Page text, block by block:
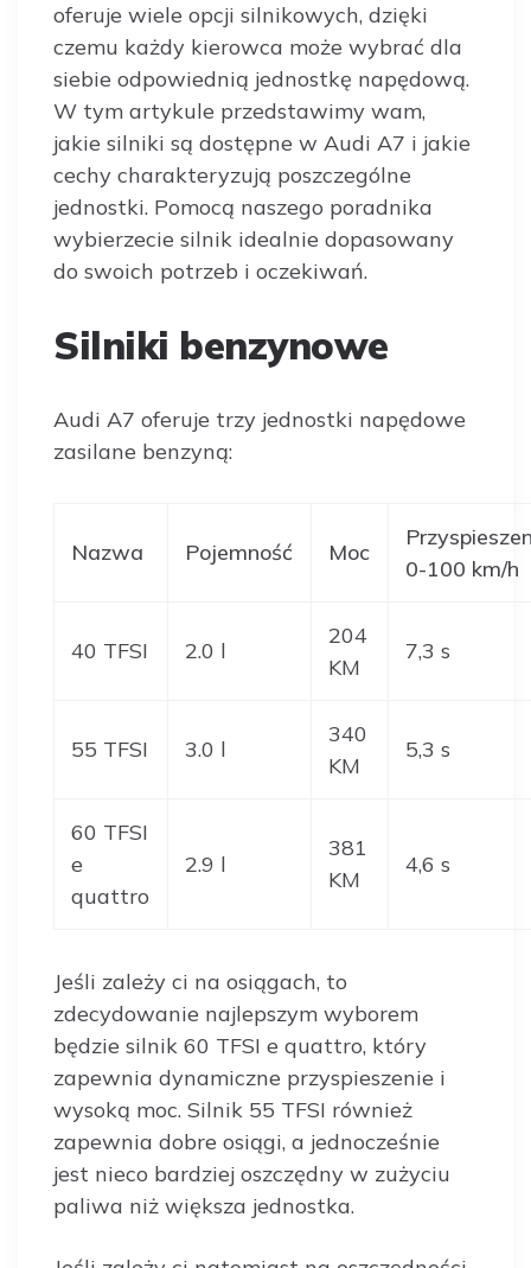
oferuje wiele opcji silnikowych, dzięki
czemu każdy kierowca może wybrać dla
siebie odpowiednią jednostkę napędową.
W tym artykule przedstawimy wam,
jakie silniki są dostępne w Audi A7 i jakie
cechy charakteryzują poszczególne
jednostki. Pomocą naszego poradnika
wybierzecie silnik idealnie dopasowany
do swoich potrzeb i oczekiwań.
Silniki benzynowe
Audi A7 oferuje trzy jednostki napędowe
zasilane benzyną:
Nazwa Pojemność Moc
0-100 km/h
40 TFSI 2.0 l
204
KM
7,3 s
55 TFSI 3.0 l
340
KM
5,3 s
60 TFSI
e
quattro
2.9 l
381
KM
4,6 s
Jeśli zależy ci na osiągach, to
zdecydowanie najlepszym wyborem
będzie silnik 60 TFSI e quattro, który
zapewnia dynamiczne przyspieszenie i
wysoką moc. Silnik 55 TFSI również
zapewnia dobre osiągi, a jednocześnie
jest nieco bardziej oszczędny w zużyciu
paliwa niż większa jednostka.